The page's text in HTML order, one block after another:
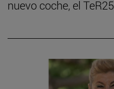
nuevo coche, el TeR25